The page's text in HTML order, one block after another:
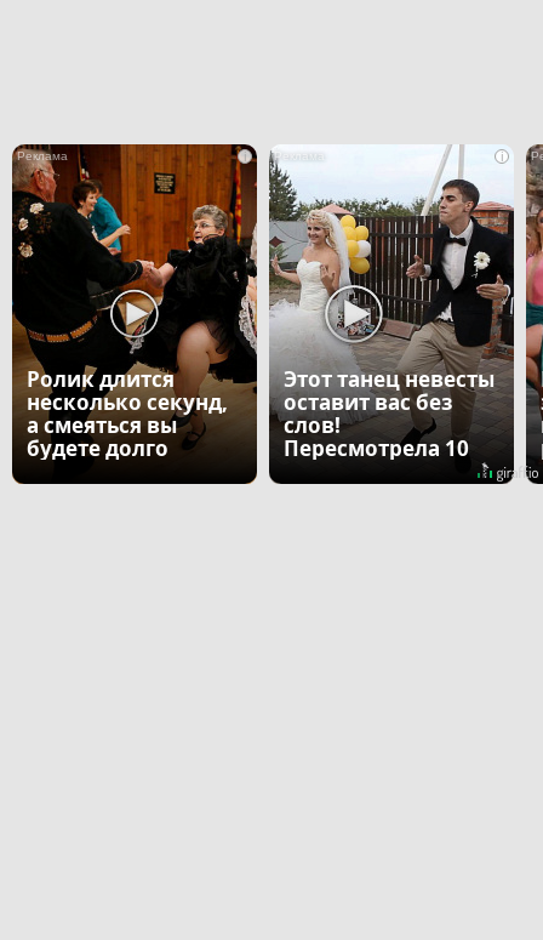
i
Ролик длится
несколько секунд,
а смеяться вы
будете долго
i
Этот танец невесты
оставит вас без
слов!
Пересмотрела 10